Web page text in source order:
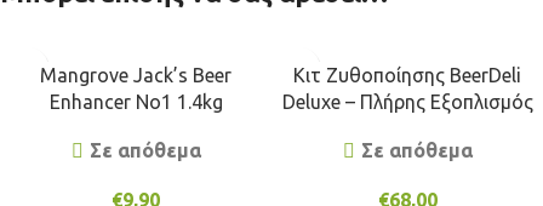
Mangrove Jack’s Beer
Enhancer No1 1.4kg
Σε απόθεμα
€9,90
Κιτ Ζυθοποίησης BeerDeli
Deluxe – Πλήρης Εξοπλισμός
Σε απόθεμα
€68,00